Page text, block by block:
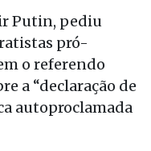
Putin, pediu
pró-
o referendo
a “declaração de
autoproclamada